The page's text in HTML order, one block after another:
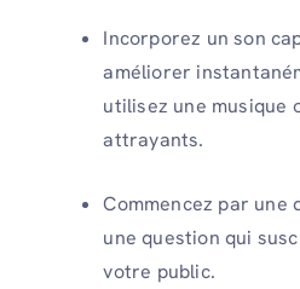
Incorporez un son
améliorer
utilisez une musique
attrayants.
Commencez par une
une question qui
votre public.